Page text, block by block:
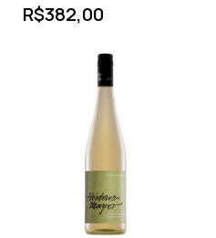
R$382,00